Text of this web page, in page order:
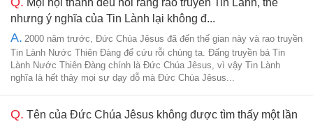
Mọi hội thánh đều nói rằng rao truyền Tin Lành, thế
nhưng ý nghĩa của Tin Lành lại không đ...
A. 2000 năm trước, Đức Chúa Jêsus đã đến thế gian này và rao truyền
Tin Lành Nước Thiên Đàng để cứu rỗi chúng ta. Đấng truyền bá Tin
Lành Nước Thiên Đàng chính là Đức Chúa Jêsus, vì vậy Tin Lành
nghĩa là hết thảy mọi sự dạy dỗ mà Đức Chúa Jêsus...
Q. Tên của Đức Chúa Jêsus không được tìm thấy một lần